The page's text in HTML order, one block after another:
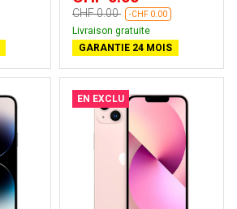
CHF 0.00 -CHF 0.00
Livraison gratuite
GARANTIE 24 MOIS
EN EXCLU